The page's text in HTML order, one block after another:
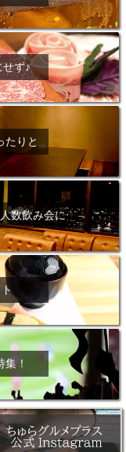
せず♪
たりと
数飲み会に
！